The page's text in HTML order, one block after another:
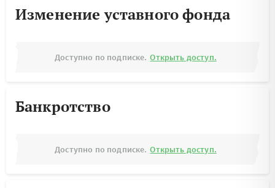
Изменение уставного фонда
Доступно по подписке. Открыть доступ.
Банкротство
Доступно по подписке. Открыть доступ.